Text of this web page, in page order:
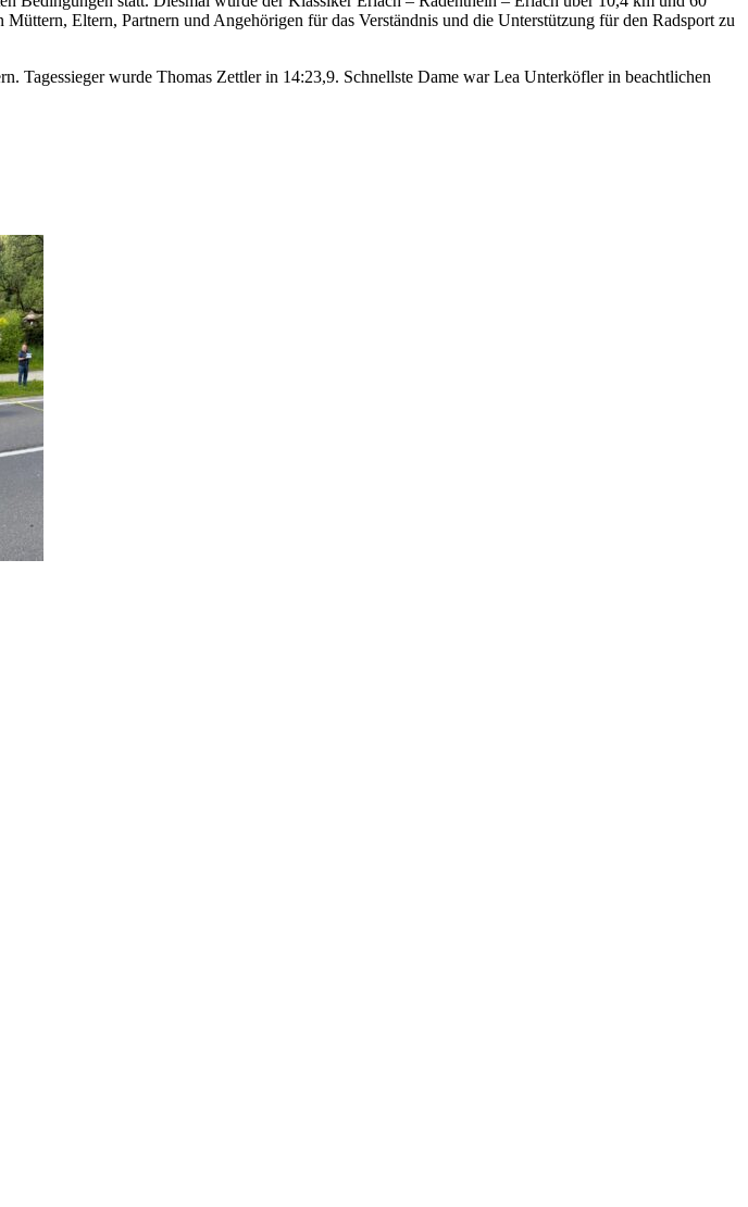
Eltern, Partnern und Angehörigen für das Verständnis und die Unterstützung für den Radsport zu
Tagessieger wurde Thomas Zettler in 14:23,9. Schnellste Dame war Lea Unterköfler in beachtlichen